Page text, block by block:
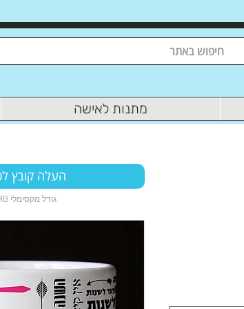
מתנות לאישה
העלה קובץ
15MB גודל מקסימלי